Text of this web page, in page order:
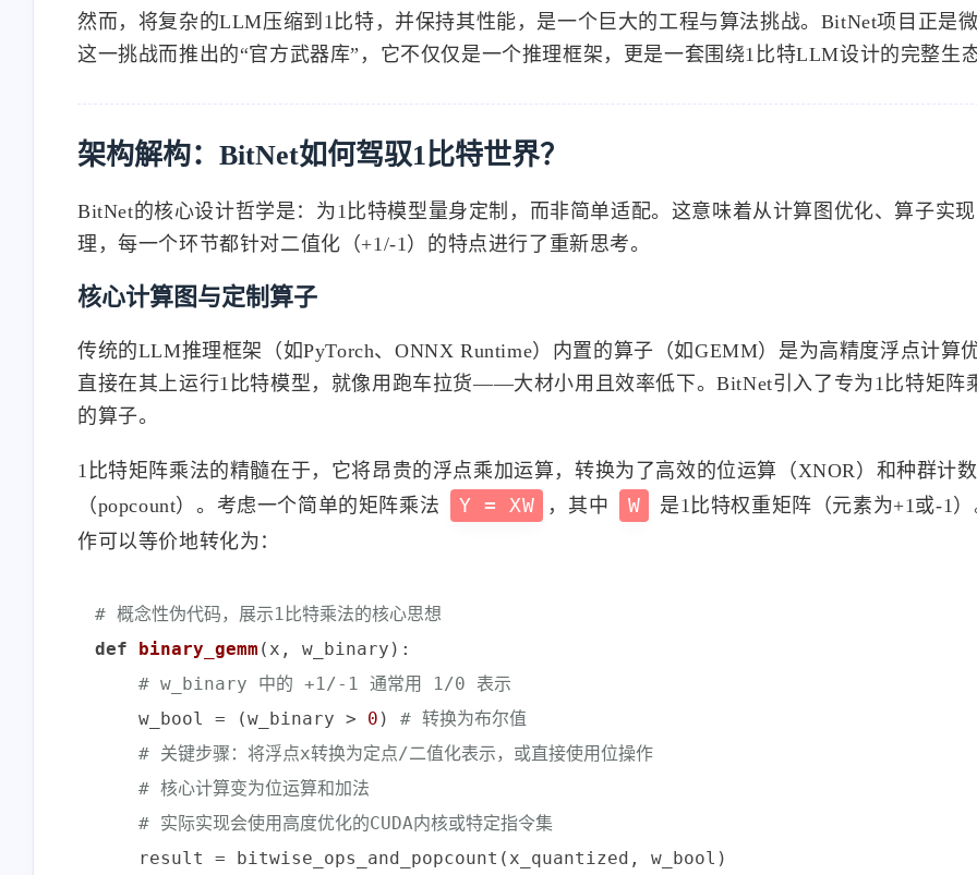
然而，将复杂的LLM压缩到1比特，并保持其性能，是一个巨大的工程与算法挑战。BitNet项目正是
这一挑战而推出的“官方武器库”，它不仅仅是一个推理框架，更是一套围绕1比特LLM设计的完整生
架构解构：BitNet如何驾驭1比特世界？
BitNet的核心设计哲学是：为1比特模型量身定制，而非简单适配。这意味着从计算图优化、算子实
理，每一个环节都针对二值化（+1/-1）的特点进行了重新思考。
核心计算图与定制算子
传统的LLM推理框架（如PyTorch、ONNX Runtime）内置的算子（如GEMM）是为高精度浮点计算
直接在其上运行1比特模型，就像用跑车拉货——大材小用且效率低下。BitNet引入了专为1比特矩阵
的算子。
1比特矩阵乘法的精髓在于，它将昂贵的浮点乘加运算，转换为了高效的位运算（XNOR）和种群计数
（popcount）。考虑一个简单的矩阵乘法
Y = XW ，其中 W
是1比特权重矩阵（元素为+1或-1
作可以等价地转化为：
# 概念性伪代码，展示1比特乘法的核心思想
def
binary_gemm ( x, w_binary ):
# w_binary 中的 +1/-1 通常用 1/0 表示
    w_bool = (w_binary >
0 ) # 转换为布尔值
# 关键步骤：将浮点x转换为定点/二值化表示，或直接使用位操作
# 核心计算变为位运算和加法
# 实际实现会使用高度优化的CUDA内核或特定指令集
    result = bitwise_ops_and_popcount(x_quantized, w_bool)